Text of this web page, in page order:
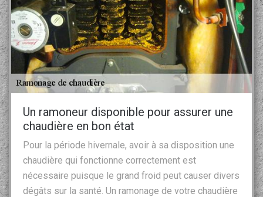
Un ramoneur disponible pour assurer une
chaudière en bon état
Pour la période hivernale, avoir à sa disposition une
chaudière qui fonctionne correctement est
nécessaire puisque le grand froid peut causer divers
dégâts sur la santé. Un ramonage de votre chaudière